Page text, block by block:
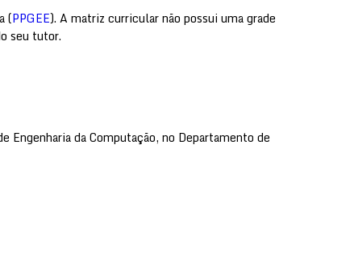
(PPGEE). A matriz curricular não possui uma grade
seu tutor.
Engenharia da Computação, no Departamento de